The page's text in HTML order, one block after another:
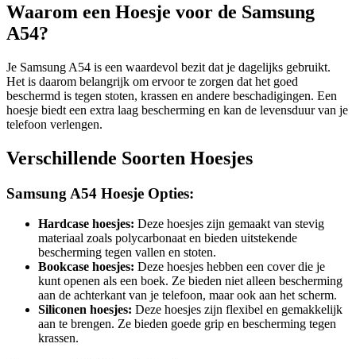
Waarom een Hoesje voor de Samsung
A54?
Je Samsung A54 is een waardevol bezit dat je dagelijks gebruikt.
Het is daarom belangrijk om ervoor te zorgen dat het goed
beschermd is tegen stoten, krassen en andere beschadigingen. Een
hoesje biedt een extra laag bescherming en kan de levensduur van je
telefoon verlengen.
Verschillende Soorten Hoesjes
Samsung A54 Hoesje Opties:
Hardcase hoesjes: Deze hoesjes zijn gemaakt van stevig
materiaal zoals polycarbonaat en bieden uitstekende
bescherming tegen vallen en stoten.
Bookcase hoesjes: Deze hoesjes hebben een cover die je
kunt openen als een boek. Ze bieden niet alleen bescherming
aan de achterkant van je telefoon, maar ook aan het scherm.
Siliconen hoesjes: Deze hoesjes zijn flexibel en gemakkelijk
aan te brengen. Ze bieden goede grip en bescherming tegen
krassen.